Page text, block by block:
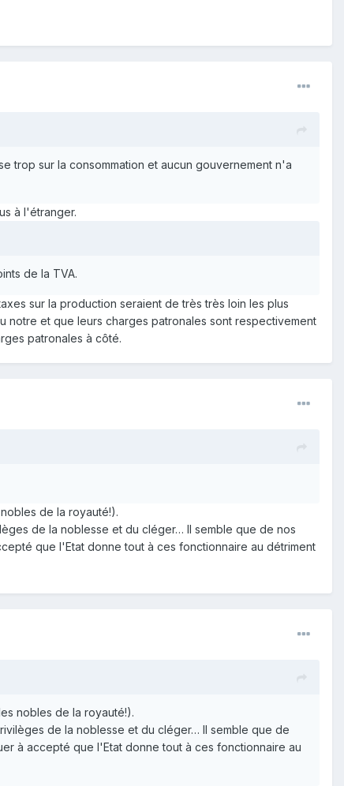
trop sur la consommation et aucun gouvernement n'a
à l'étranger.
de la TVA.
sur la production seraient de très très loin les plus
notre et que leurs charges patronales sont respectivement
patronales à côté.
de la royauté!).
de la noblesse et du cléger… Il semble que de nos
que l'Etat donne tout à ces fonctionnaire au détriment
nobles de la royauté!).
de la noblesse et du cléger… Il semble que de
à accepté que l'Etat donne tout à ces fonctionnaire au